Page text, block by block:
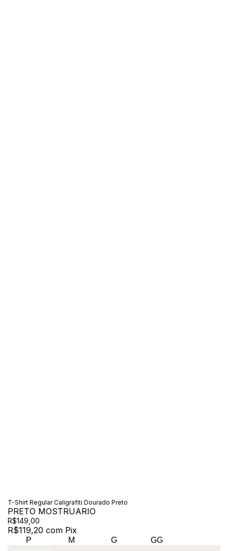
T-Shirt Regular Caligrafiti Dourado Preto
PRETO MOSTRUARIO
R$149,00
R$119,20 com Pix
P M G GG